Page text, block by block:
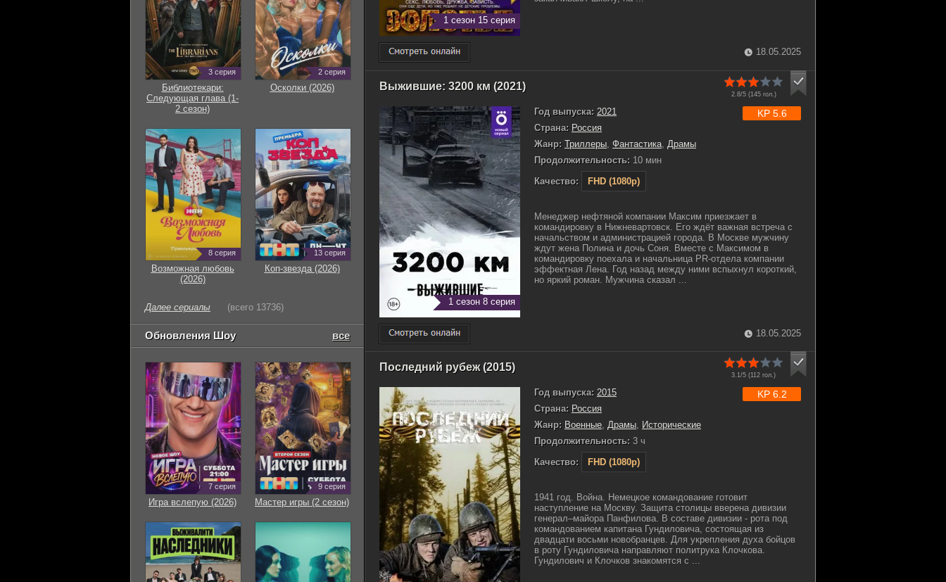
1 сезон 15 серия
18.05.2025
Выжившие: 3200 км (2021)
2.8/5 (145гол.)
1 сезон 8 серия
Год выпуска: 2021
Страна: Россия
Жанр: Триллеры Фантастика Драмы
Продолжительность: 10 мин
Качество:
FHD (1080p)
KP 5.6
Менеджер нефтяной компании Максим приезжает в
командировку в Нижневартовск. Его ждёт важная встреча с
начальством и администрацией города. В Москве мужчину
ждут жена Полина и дочь Соня. Вместе с Максимом в
командировку поехала и начальница PR-отдела компании
эффектная Лена. Год назад между ними вспыхнул короткий,
но яркий роман. Мужчина сказал ...
18.05.2025
Последний рубеж (2015)
3.1/5 (112 гол.)
Год выпуска: 2015
Страна: Россия
Жанр: Военные, Драмы, Исторические
Продолжительность: 3 ч
Качество:
FHD (1080p)
KP 6.2
1941 год. Война. Немецкое командование готовит
наступление на Москву. Защита столицы вверена дивизии
генерал–майора Панфилова. В составе дивизии - рота под
командованием капитана Гундиловича, состоящая из
двадцати восьми новобранцев. Для укрепления духа бойцов
в роту Гундиловича направляют политрука Клочкова.
Гундилович и Клочков знакомятся с ...
3 серия
Библиотекари:
Следующая глава (1-
2 сезон)
2 серия
Осколки (2026)
8 серия
Возможная любовь
(2026)
13 серия
Коп-звезда (2026)
Далее сериалы (всего 13736)
Обновления Шоу все
7 серия
Игра вслепую (2026)
9 серия
Мастер игры (2 сезон)